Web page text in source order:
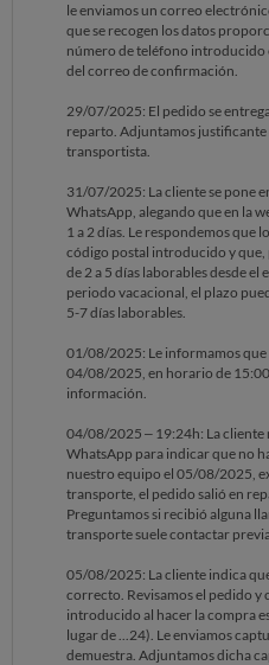
le enviamos un correo
que se recogen los datos
número de teléfono
del correo de confirmación.
29/07/2025: El pedido se
reparto. Adjuntamos justificante
transportista.
31/07/2025: La cliente se pone
WhatsApp, alegando que en la
1 a 2 días. Le respondemos que
código postal introducido y que,
de 2 a 5 días laborables desde
periodo vacacional, el plazo
5-7 días laborables.
01/08/2025: Le informamos que
04/08/2025, en horario de
información.
04/08/2025 – 19:24h: La
WhatsApp para indicar que no
nuestro equipo el 05/08/2025,
transporte, el pedido salió en
Preguntamos si recibió alguna
transporte suele contactar
05/08/2025: La cliente indica
correcto. Revisamos el pedido
introducido al hacer la compra
lugar de ...24). Le enviamos
demuestra. Adjuntamos dicha